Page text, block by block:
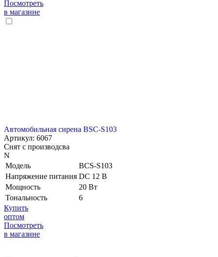
Посмотреть
в магазине
Автомобильная сирена BSC-S103
Артикул: 6067
Снят с производсва
N
Модель
BCS-S103
Напряжение питания DC 12 В
Мощность
20 Вт
Тональность
6
Купить
оптом
Посмотреть
в магазине